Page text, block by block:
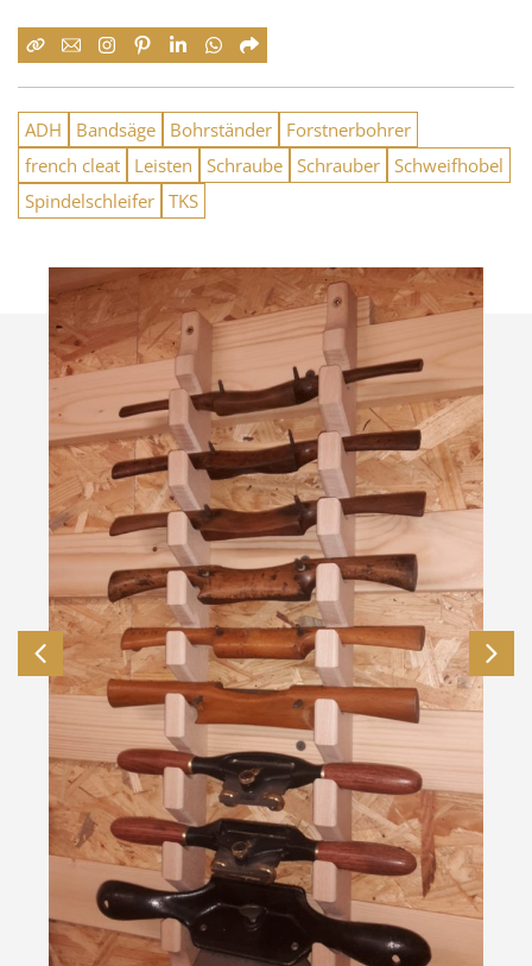
ADH Bandsäge Bohrständer
Forstnerbohrer
french cleat
Leisten Schraube Schrauber Schweifhobel
Spindelschleifer TKS